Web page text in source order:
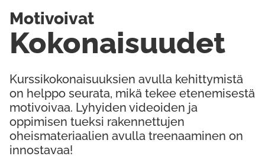
Kurssikokonaisuuksien avulla kehittymistä
on helppo seurata, mikä tekee etenemisestä
motivoivaa. Lyhyiden videoiden ja
oppimisen tueksi rakennettujen
oheismateriaalien avulla treenaaminen on
innostavaa!
Kokonaisuudet
Motivoivat